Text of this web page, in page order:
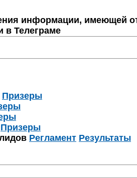
информации, имеющей
в Телеграме
Призеры
Призеры
Регламент Результаты